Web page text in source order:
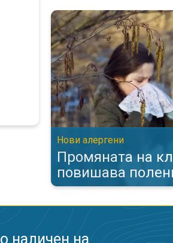
Промяната на климата
Нови алергени
Промяната на
повишава
наличен на